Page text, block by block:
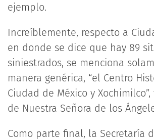
ejemplo.
Increíblemente, respecto a
en donde se dice que hay 89
siniestrados, se menciona
manera genérica, “el Centro
Ciudad de México y Xochimilco”,
de Nuestra Señora de los
Como parte final, la Secretaría